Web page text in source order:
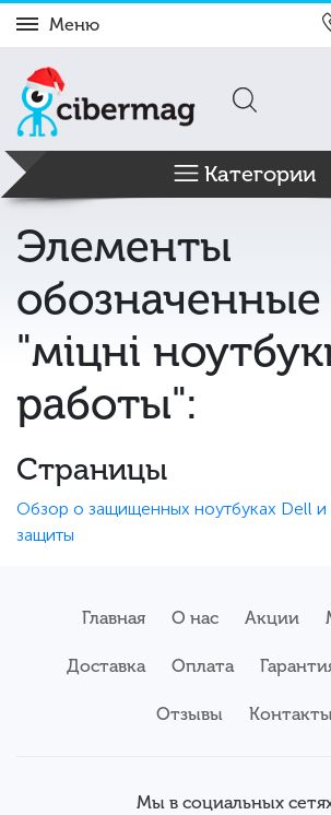
Меню
Категории
Элементы
"міцні
работы":
Страницы
Обзор о защищенных ноутбуках Dell и
защиты
Главная О нас Акции
Доставка Оплата
Отзывы
Мы в социальных